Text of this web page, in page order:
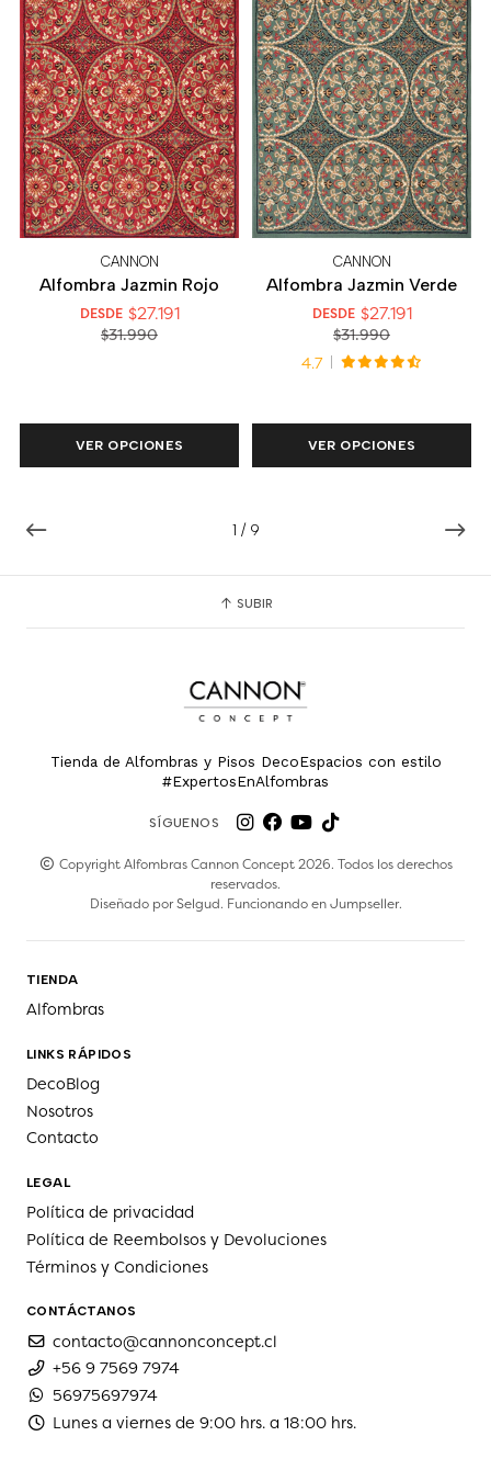
1 / 9
CANNON
Alfombra Jazmin Rojo
DESDE $27.191
$31.990
VER OPCIONES
CANNON
Alfombra Jazmin Verde
DESDE $27.191
$31.990
4.7
VER OPCIONES
SUBIR
Tienda de Alfombras y Pisos DecoEspacios con estilo
#ExpertosEnAlfombras
SÍGUENOS
Copyright Alfombras Cannon Concept 2026. Todos los derechos
reservados.
Diseñado porSelgud. Funcionando enJumpseller.
TIENDA
Alfombras
LINKS RÁPIDOS
DecoBlog
Nosotros
Contacto
LEGAL
Política de privacidad
Política de Reembolsos y Devoluciones
Términos y Condiciones
CONTÁCTANOS
contacto@cannonconcept.cl
+56 9 7569 7974
56975697974
Lunes a viernes de 9:00 hrs. a 18:00 hrs.